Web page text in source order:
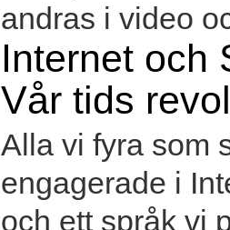
andras i video
Internet och
Vår tids
Alla vi fyra som
engagerade i
och ett språk vi